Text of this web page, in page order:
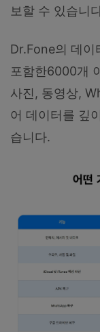
보할 수 있습니
Dr.Fone의 데이
포함한6000개
사진, 동영상,
어 데이터를 깊
습니다.